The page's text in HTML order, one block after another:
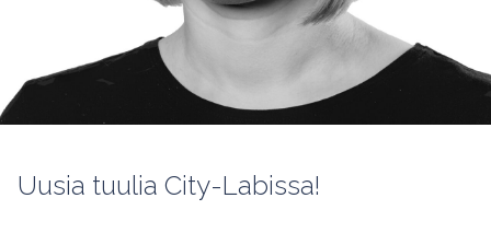
Uusia tuulia City-Labissa!